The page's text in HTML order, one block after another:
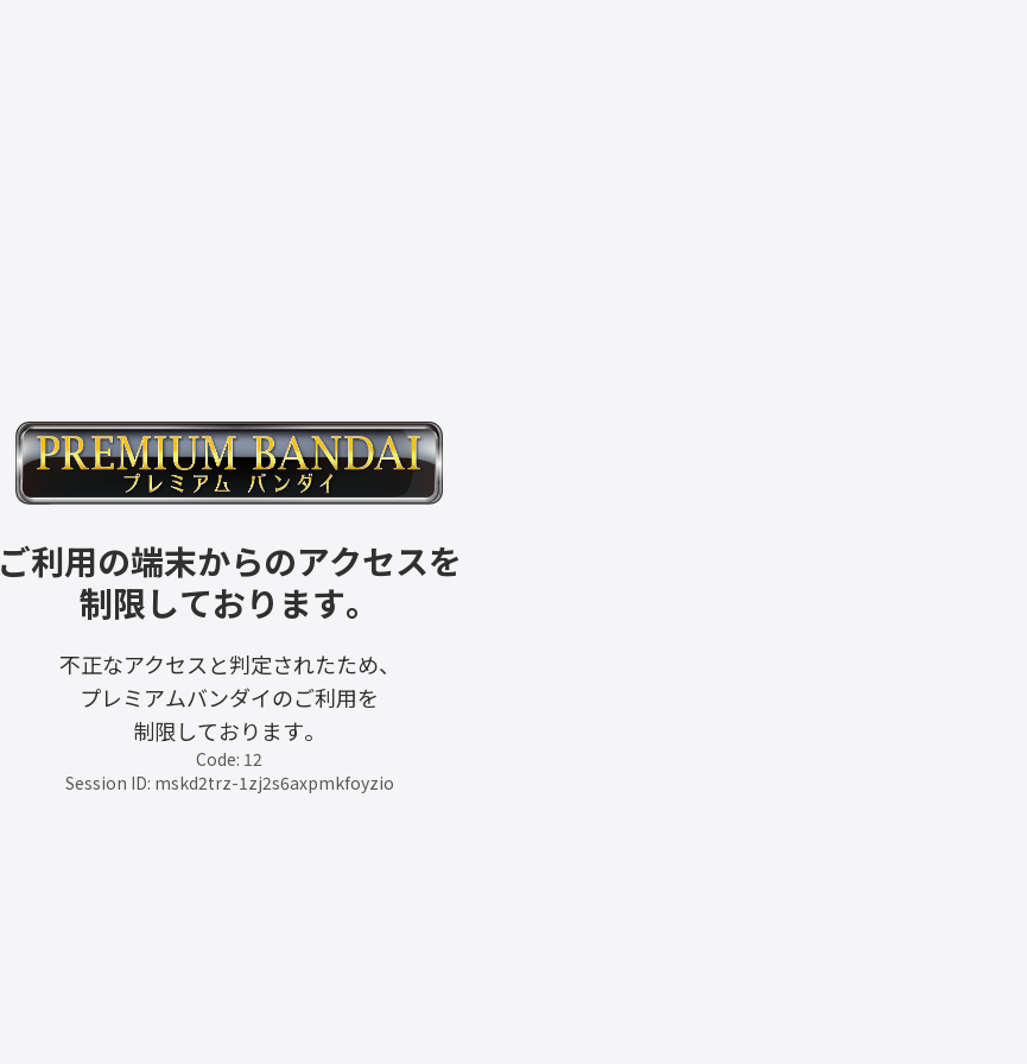
ご利用の端末からのアクセスを
制限しております。
不正なアクセスと判定されたため、
プレミアムバンダイのご利用を
制限しております。
Code: 12
Session ID: mskd2trz-1zj2s6axpmkfoyzio